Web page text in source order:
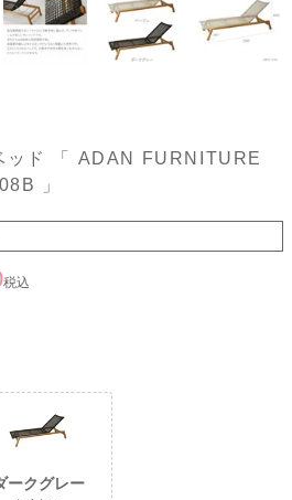
ッド 「 ADAN FURNITURE
」
税込
ークグレー